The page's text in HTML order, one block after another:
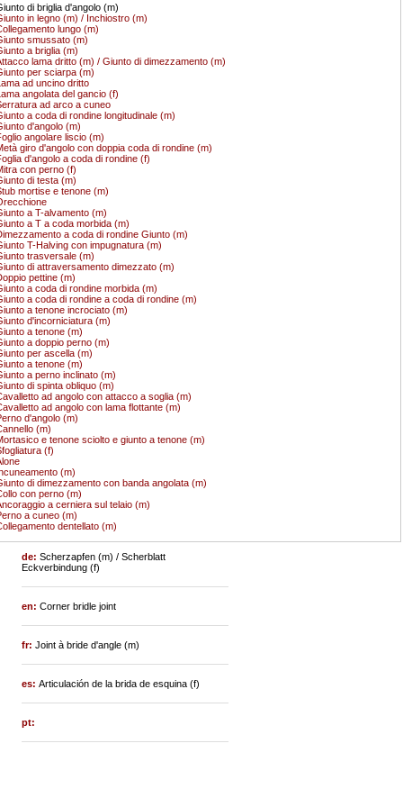
di briglia d'angolo (m)
in legno (m) / Inchiostro (m)
lungo (m)
smussato (m)
a briglia (m)
lama dritto (m) / Giunto di dimezzamento (m)
per sciarpa (m)
ad uncino dritto
angolata del gancio (f)
ad arco a cuneo
a coda di rondine longitudinale (m)
d'angolo (m)
angolare liscio (m)
giro d'angolo con doppia coda di rondine (m)
d'angolo a coda di rondine (f)
con perno (f)
di testa (m)
mortise e tenone (m)
a T-alvamento (m)
a T a coda morbida (m)
a coda di rondine Giunto (m)
T-Halving con impugnatura (m)
trasversale (m)
di attraversamento dimezzato (m)
pettine (m)
a coda di rondine morbida (m)
a coda di rondine a coda di rondine (m)
a tenone incrociato (m)
d'incorniciatura (m)
a tenone (m)
a doppio perno (m)
per ascella (m)
a tenone (m)
a perno inclinato (m)
di spinta obliquo (m)
ad angolo con attacco a soglia (m)
ad angolo con lama flottante (m)
d'angolo (m)
(m)
e tenone sciolto e giunto a tenone (m)
(f)
(m)
di dimezzamento con banda angolata (m)
con perno (m)
a cerniera sul telaio (m)
a cuneo (m)
dentellato (m)
de:Scherzapfen (m) / Scherblatt
Eckverbindung (f)
en:Corner bridle joint
fr:Joint à bride d'angle (m)
es:Articulación de la brida de esquina (f)
pt: